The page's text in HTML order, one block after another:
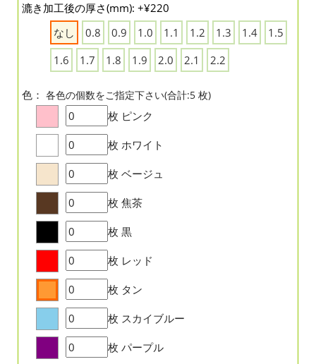
漉き加工後の厚さ(mm): +¥220
なし
0.8 0.9 1.0 1.1 1.2 1.3 1.4
1.5
1.6
1.7 1.8 1.9 2.0 2.1 2.2
色： 各色の個数をご指定下さい(合計:5 枚)
枚 ピンク
枚 ホワイト
枚 ベージュ
枚 焦茶
枚 黒
枚 レッド
枚 タン
枚 スカイブルー
枚 パープル